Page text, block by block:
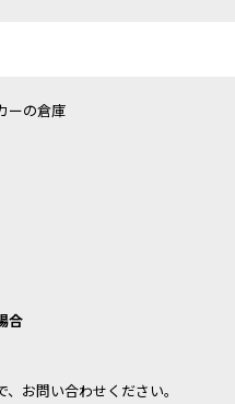
ーの倉庫
合
お問い合わせください。